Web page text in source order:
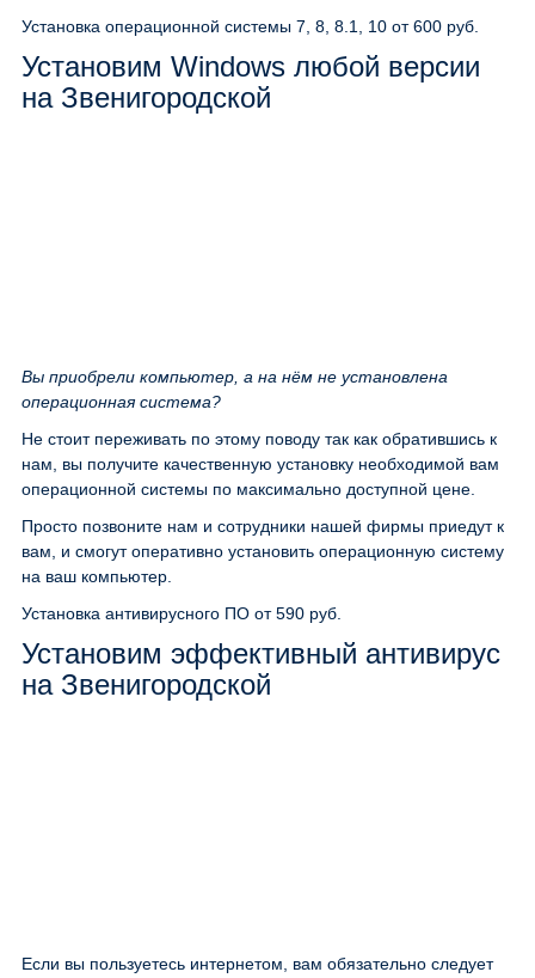
Установка операционной системы 7, 8, 8.1, 10 от 600 руб.
Установим Windows любой версии
на Звенигородской
Вы приобрели компьютер, а на нём не установлена
операционная система?
Не стоит переживать по этому поводу так как обратившись к
нам, вы получите качественную установку необходимой вам
операционной системы по максимально доступной цене.
Просто позвоните нам и сотрудники нашей фирмы приедут к
вам, и смогут оперативно установить операционную систему
на ваш компьютер.
Установка антивирусного ПО от 590 руб.
Установим эффективный антивирус
на Звенигородской
Если вы пользуетесь интернетом, вам обязательно следует